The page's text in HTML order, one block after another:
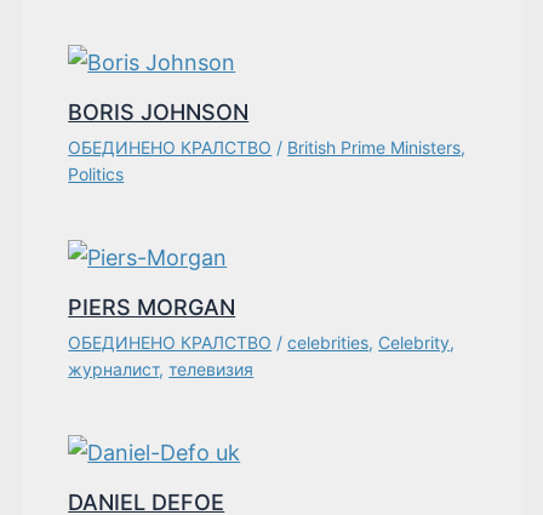
BORIS JOHNSON
ОБЕДИНЕНО КРАЛСТВО / British Prime Ministers,
Politics
PIERS MORGAN
ОБЕДИНЕНО КРАЛСТВО /celebrities, Celebrity,
журналист,телевизия
DANIEL DEFOE